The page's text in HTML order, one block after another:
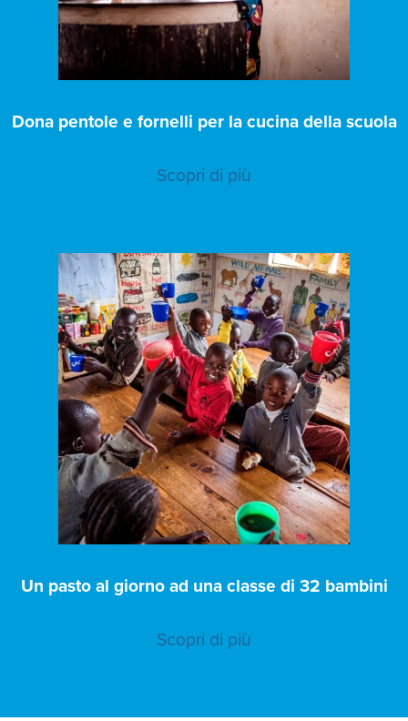
Dona pentole e fornelli per la cucina della scuola
Scopri di più
Un pasto al giorno ad una classe di 32 bambini
Scopri di più